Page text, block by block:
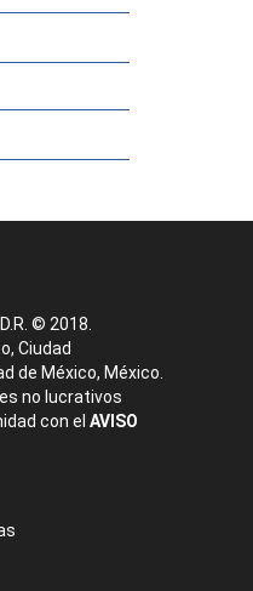
© 2018.
Ciudad
de México, México.
no lucrativos
con el AVISO